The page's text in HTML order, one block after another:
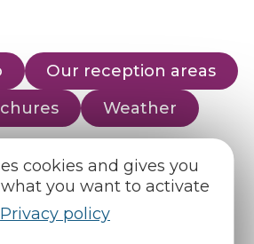
cookies and gives you
you want to activate
Privacy policy
Our reception areas
Weather
us on :
pro Partners